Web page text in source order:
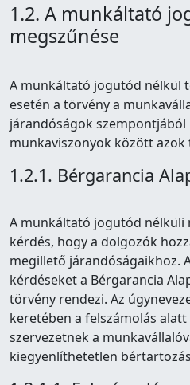
1.2. A munkáltató
megszűnése
A munkáltató jogutód nélkül
esetén a törvény a
járandóságok
munkaviszonyok között
1.2.1. Bérgarancia
A munkáltató jogutód nélküli
kérdés, hogy a dolgozók
megillető járandóságaikhoz.
kérdéseket a Bérgarancia
törvény rendezi. Az
keretében a felszámolás
szervezetnek a
kiegyenlíthetetlen